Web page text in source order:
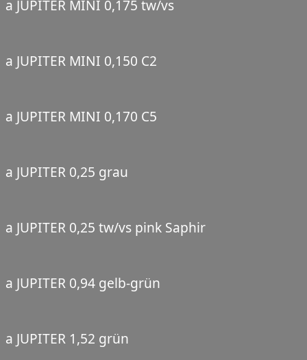
a JUPITER MINI 0,175 tw/vs
a JUPITER MINI 0,150 C2
a JUPITER MINI 0,170 C5
a JUPITER 0,25 grau
a JUPITER 0,25 tw/vs pink Saphir
a JUPITER 0,94 gelb-grün
a JUPITER 1,52 grün